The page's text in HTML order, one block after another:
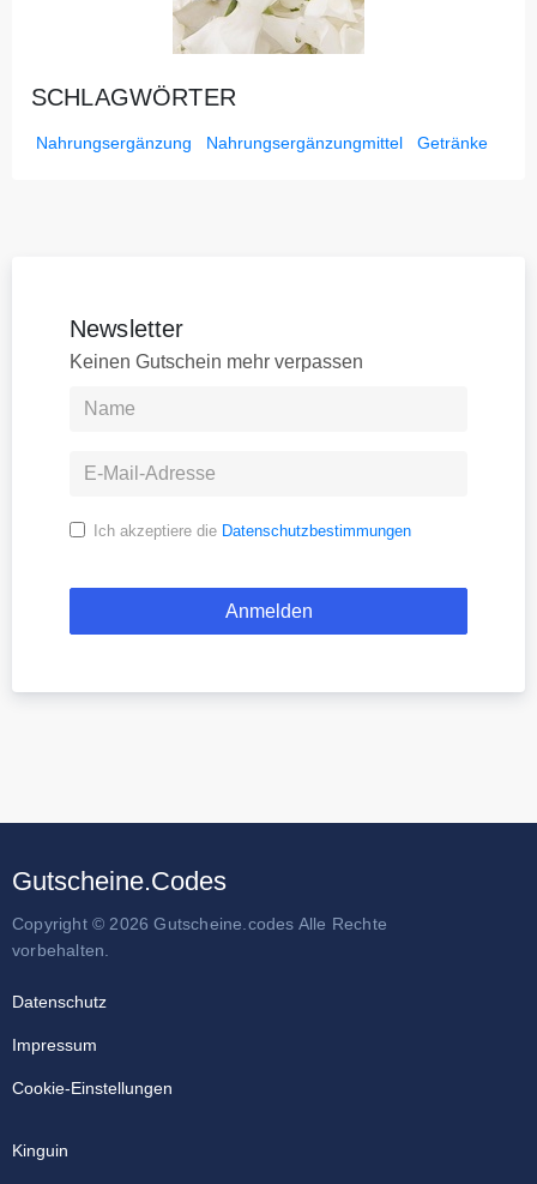
SCHLAGWÖRTER
Nahrungsergänzung Nahrungsergänzungmittel Getränke
Newsletter
Keinen Gutschein mehr verpassen
Ich akzeptiere die Datenschutzbestimmungen
Gutscheine.Codes
Copyright © 2026 Gutscheine.codes Alle Rechte
vorbehalten.
Datenschutz
Impressum
Cookie-Einstellungen
Kinguin